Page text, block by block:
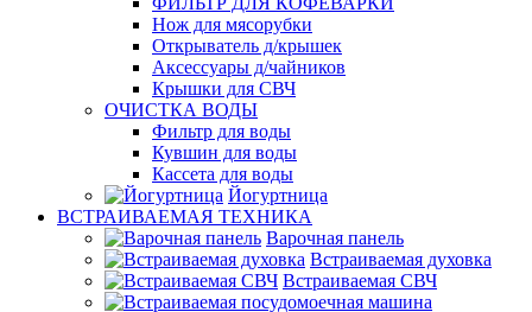
Нож для мясорубки
Открыватель д/крышек
Аксессуары д/чайников
Крышки для СВЧ
ОЧИСТКА ВОДЫ
Фильтр для воды
Кувшин для воды
Кассета для воды
Йогуртница
ВСТРАИВАЕМАЯ ТЕХНИКА
Варочная панель
Встраиваемая духовка
Встраиваемая СВЧ